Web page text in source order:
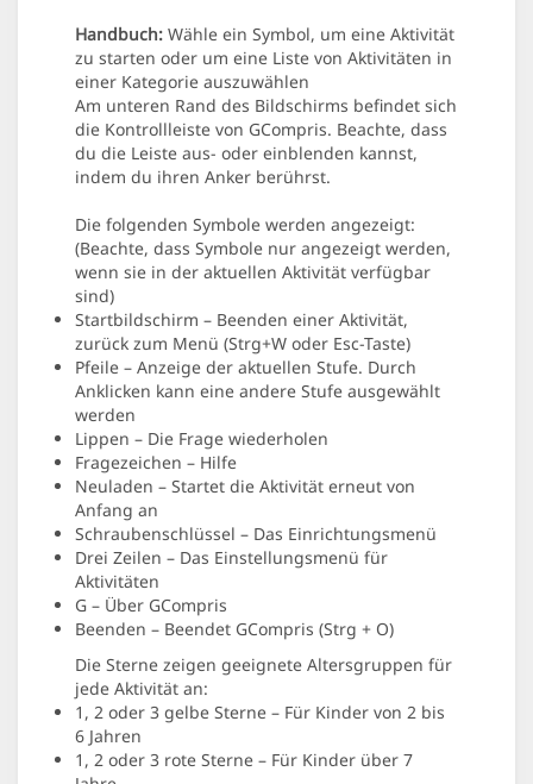
Handbuch: Wähle ein Symbol, um eine Aktivität
zu starten oder um eine Liste von Aktivitäten in
einer Kategorie auszuwählen
Am unteren Rand des Bildschirms befindet sich
die Kontrollleiste von GCompris. Beachte, dass
du die Leiste aus- oder einblenden kannst,
indem du ihren Anker berührst.
Die folgenden Symbole werden angezeigt:
(Beachte, dass Symbole nur angezeigt werden,
wenn sie in der aktuellen Aktivität verfügbar
sind)
Startbildschirm – Beenden einer Aktivität,
zurück zum Menü (Strg+W oder Esc-Taste)
Pfeile – Anzeige der aktuellen Stufe. Durch
Anklicken kann eine andere Stufe ausgewählt
werden
Lippen – Die Frage wiederholen
Fragezeichen – Hilfe
Neuladen – Startet die Aktivität erneut von
Anfang an
Schraubenschlüssel – Das Einrichtungsmenü
Drei Zeilen – Das Einstellungsmenü für
Aktivitäten
G – Über GCompris
Beenden – Beendet GCompris (Strg + O)
Die Sterne zeigen geeignete Altersgruppen für
jede Aktivität an:
1, 2 oder 3 gelbe Sterne – Für Kinder von 2 bis
6 Jahren
1, 2 oder 3 rote Sterne – Für Kinder über 7